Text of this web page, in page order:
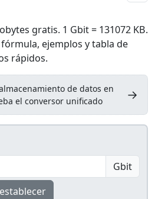
gratis. 1 Gbit = 131072 KB.
ejemplos y tabla de
rápidos.
de datos en
el conversor unificado
→
Gbit